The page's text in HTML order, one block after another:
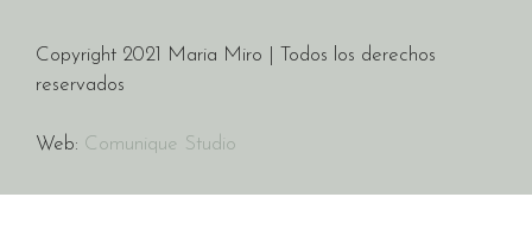
Copyright 2021 Maria Miro | Todos los derechos
reservados
Web: Comunique Studio